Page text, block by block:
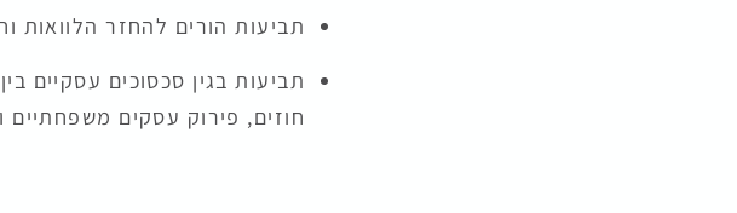
תביעות הורים להחזר הלוואות
תביעות בגין סכסוכים עסקיים
חוזים, פירוק עסקים משפחתיים